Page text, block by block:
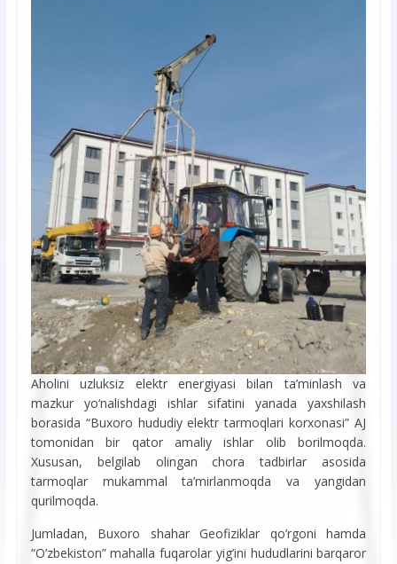
Aholini uzluksiz elektr energiyasi bilan ta’minlash va
mazkur yo‘nalishdagi ishlar sifatini yanada yaxshilash
borasida “Buxoro hududiy elektr tarmoqlari korxonasi” AJ
tomonidan bir qator amaliy ishlar olib borilmoqda.
Xususan, belgilab olingan chora tadbirlar asosida
tarmoqlar mukammal ta’mirlanmoqda va yangidan
qurilmoqda.
Jumladan, Buxoro shahar Geofiziklar qo’rgoni hamda
“O’zbekiston” mahalla fuqarolar yig’ini hududlarini barqaror